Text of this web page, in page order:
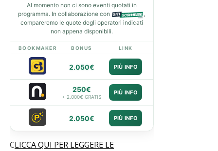
Al momento non ci sono eventi quotati in
programma. In collaborazione con
,
compareremo le quote degli operatori indicati
non appena disponibili.
BOOKMAKER BONUS LINK
2.050€ PIÙ INFO
250€
+ 2.000€ GRATIS
PIÙ INFO
2.050€ PIÙ INFO
CLICCA QUI PER LEGGERE LE